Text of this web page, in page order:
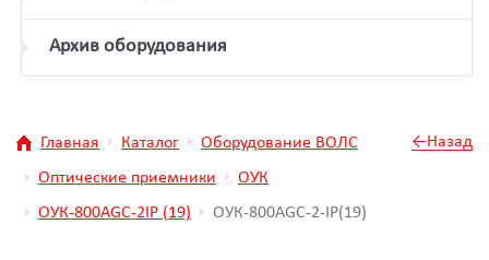
Архив оборудования
Главная Каталог
Оборудование ВОЛС
Оптические приемники
ОУК
ОУК-800AGC-2IP (19)
ОУК-800AGC-2-IP(19)
←Назад